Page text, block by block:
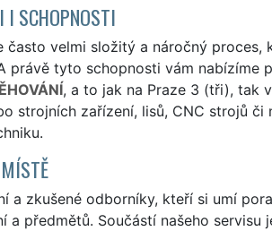
I SCHOPNOSTI
často velmi složitý a náročný
právě tyto schopnosti vám nabízíme
, a to jak na Praze 3 (tři), tak
strojních zařízení, lisů, CNC strojů
a zkušené odborníky, kteří si umí
a předmětů. Součástí našeho